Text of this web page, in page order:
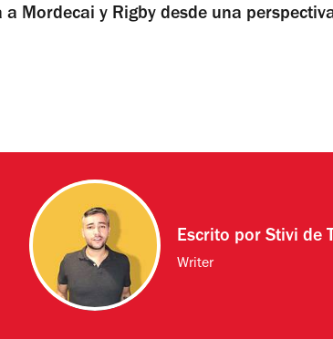
a Mordecai y Rigby desde una
Escrito por Stivi de
Writer